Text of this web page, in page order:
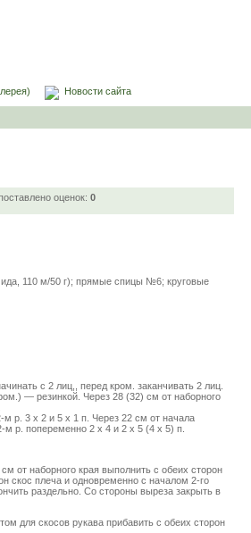
Новости сайта
поставлено оценок: 0
110 м/50 г); прямые спицы №6; круговые
с 2 лиц,, перед кром. заканчивать 2 лиц.
— резинкой. Через 28 (32) см от наборного
м р. 3 х 2 и 5 х 1 п. Через 22 см от начала
м р. попеременно 2 х 4 и 2 х 5 (4 х 5) п.
от наборного края выполнить с обеих сторон
скос плеча и одновременно с началом 2-го
раздельно. Со стороны выреза закрыть в
для скосов рукава прибавить с обеих сторон